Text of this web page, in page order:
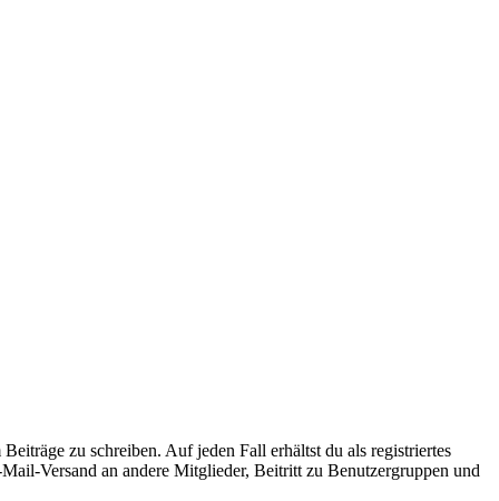
zu schreiben. Auf jeden Fall erhältst du als registriertes
Versand an andere Mitglieder, Beitritt zu Benutzergruppen und